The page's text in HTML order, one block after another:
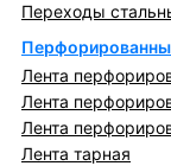
Переходы
Лента
Лента
Лента
Лента тарная